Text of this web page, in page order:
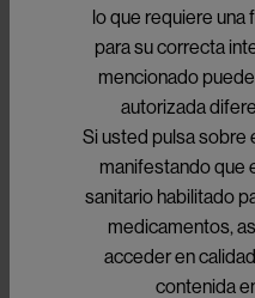
¿Qué es una
colinérgica?
La urticaria colinérgica se
de pequeñas pápulas de 1-
elevación activa (ejercicio,
caliente) de la temperatura
min, cuando desciende la
bien a antihistamínicos.
lo que requiere
para su correcta
mencionado
autorizada
Si usted pulsa sobre
manifestando que
sanitario habilitado
medicamentos,
acceder en
contenida